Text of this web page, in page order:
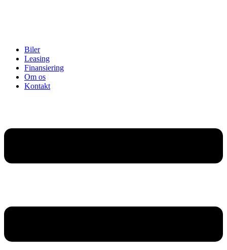
Biler
Leasing
Finansiering
Om os
Kontakt